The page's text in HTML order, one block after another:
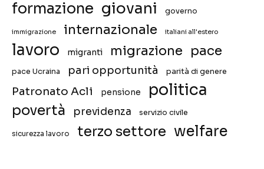
formazione giovani governo
immigrazione internazionale italiani all'estero
lavoro migranti migrazione pace
pace Ucraina pari opportunità parità di genere
Patronato Acli pensione politica
povertà previdenza servizio civile
sicurezza lavoro terzo settore welfare